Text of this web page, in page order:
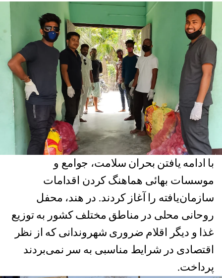
با ادامه یافتن بحران سلامت، جوامع و
موسسات بهائی هماهنگ کردن اقدامات
سازمان‌یافته‌‌ را آغاز کردند. در هند، محفل
روحانی محلی در مناطق مختلف کشور به توزیع
غذا و دیگر اقلام ضروری شهروندانی که از نظر
اقتصادی در شرایط مناسبی به سر نمی‌بردند
پرداخت.